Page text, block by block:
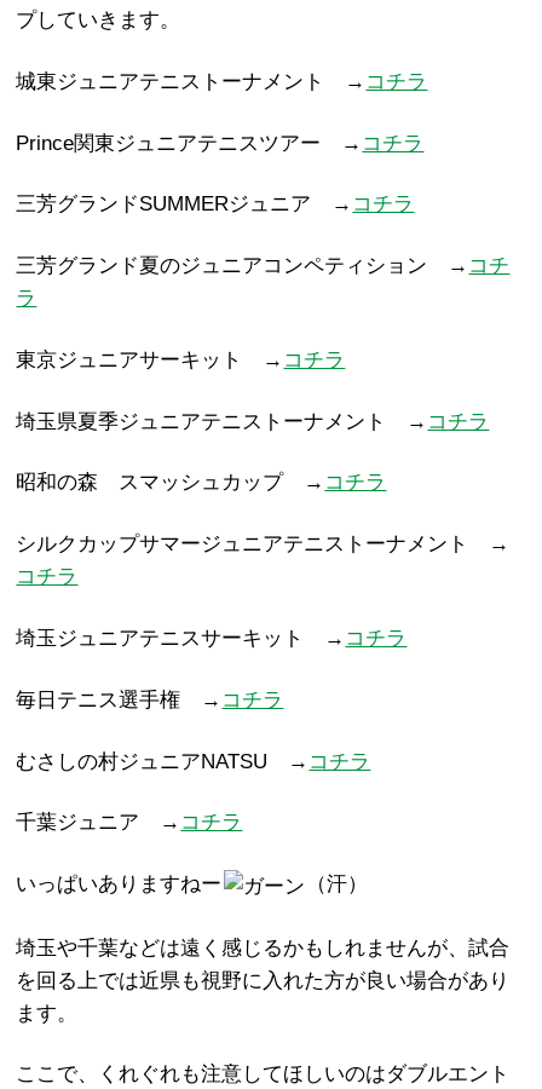
プしていきます。
城東ジュニアテニストーナメント → コチラ
Prince関東ジュニアテニスツアー → コチラ
三芳グランドSUMMERジュニア → コチラ
三芳グランド夏のジュニアコンペティション → コチ
ラ
東京ジュニアサーキット → コチラ
埼玉県夏季ジュニアテニストーナメント → コチラ
昭和の森 スマッシュカップ → コチラ
シルクカップサマージュニアテニストーナメント →
コチラ
埼玉ジュニアテニスサーキット → コチラ
毎日テニス選手権 → コチラ
むさしの村ジュニアNATSU → コチラ
千葉ジュニア → コチラ
いっぱいありますねー （汗）
埼玉や千葉などは遠く感じるかもしれませんが、試合
を回る上では近県も視野に入れた方が良い場合があり
ます。
ここで、くれぐれも注意してほしいのはダブルエント